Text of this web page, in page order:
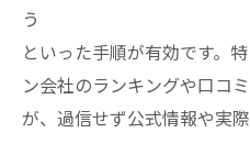
場傾向
大阪不動産投資で
検証
う
といった手順が有効です。
ン会社のランキングや口コ
が、過信せず公式情報や実